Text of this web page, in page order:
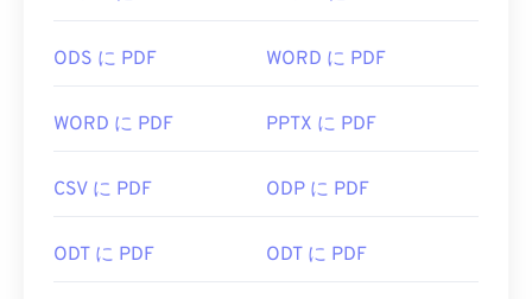
初回リリース:
はPDFファイル自体を開くことができます。アドオ
ン上のPDFリンクをクリックした際に自動的にPDF
もう少し高度な機能が欲しい場合は、
MuPDFを
強くお勧めします。どちらも無料で
ODS に PDF WORD に PDF
WORD に PDF PPTX に PDF
CSV に PDF ODP に PDF
ODT に PDF ODT に PDF